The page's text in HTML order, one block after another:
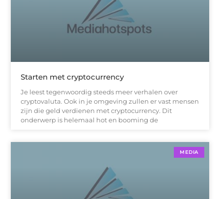
Starten met cryptocurrency
Je leest tegenwoordig steeds meer verhalen over
cryptovaluta. Ook in je omgeving zullen er vast mensen
zijn die geld verdienen met cryptocurrency. Dit
onderwerp is helemaal hot en booming de
MEDIA